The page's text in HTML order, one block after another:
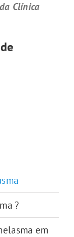
Clínica
?
em